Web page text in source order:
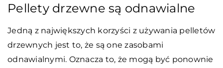
Pellety drzewne są odnawialne
Jedną z największych korzyści z używania pelletów
drzewnych jest to, że są one zasobami
odnawialnymi. Oznacza to, że mogą być ponownie